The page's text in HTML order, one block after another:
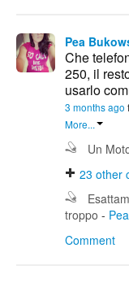
Pea
Che
250, il
usarlo
3 months ago
More...
Un
23 other
troppo -
Comment